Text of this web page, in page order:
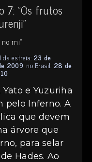
7: "Os frutos
mi"
da estreia: 23 de
2009; no Brasil: 28 de
Yato e Yuzuriha
pelo Inferno. A
que devem
árvore que
para selar
Hades. Ao